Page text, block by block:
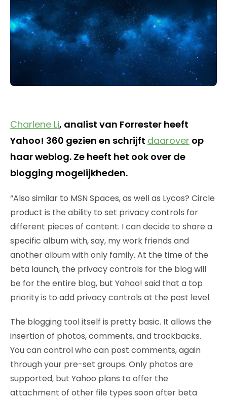
Charlene Li, analist van Forrester heeft
Yahoo! 360 gezien en schrijft daarover op
haar weblog. Ze heeft het ook over de
blogging mogelijkheden.
“Also similar to MSN Spaces, as well as Lycos? Circle
product is the ability to set privacy controls for
different pieces of content. I can decide to share a
specific album with, say, my work friends and
another album with only family. At the time of the
beta launch, the privacy controls for the blog will
be for the entire blog, but Yahoo! said that a top
priority is to add privacy controls at the post level.
The blogging tool itself is pretty basic. It allows the
insertion of photos, comments, and trackbacks.
You can control who can post comments, again
through your pre-set groups. Only photos are
supported, but Yahoo plans to offer the
attachment of other file types soon after beta